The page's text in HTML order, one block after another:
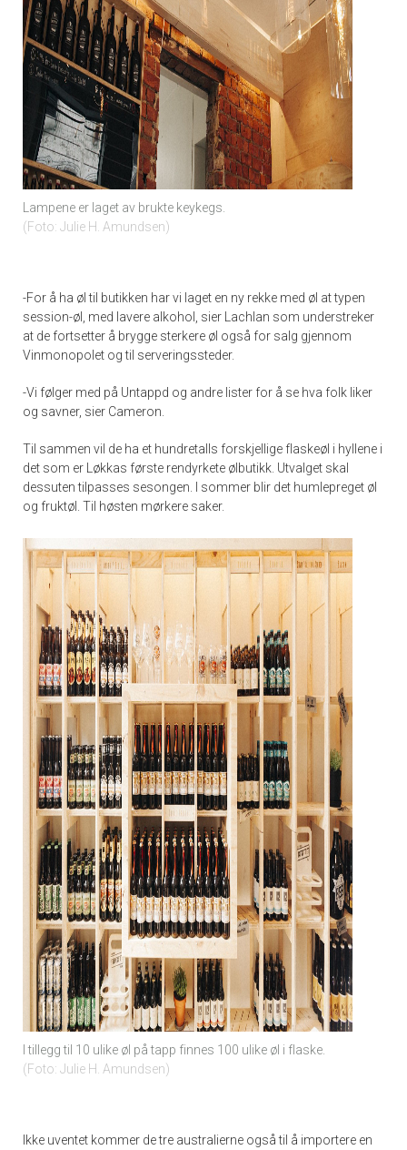
Lampene er laget av brukte keykegs.
Foto: Julie H. Amundsen
-For å ha øl til butikken har vi laget en ny rekke med øl at typen
session-øl, med lavere alkohol, sier Lachlan som understreker
at de fortsetter å brygge sterkere øl også for salg gjennom
Vinmonopolet og til serveringssteder.
-Vi følger med på Untappd og andre lister for å se hva folk liker
og savner, sier Cameron.
Til sammen vil de ha et hundretalls forskjellige flaskeøl i hyllene i
det som er Løkkas første rendyrkete ølbutikk. Utvalget skal
dessuten tilpasses sesongen. I sommer blir det humlepreget øl
og fruktøl. Til høsten mørkere saker.
I tillegg til 10 ulike øl på tapp finnes 100 ulike øl i flaske.
Foto: Julie H. Amundsen
Ikke uventet kommer de tre australierne også til å importere en